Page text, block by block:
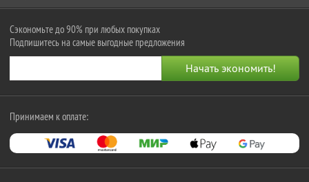
Сэкономьте до 90% при любых покупках
Подпишитесь на самые выгодные предложения
Принимаем к оплате: